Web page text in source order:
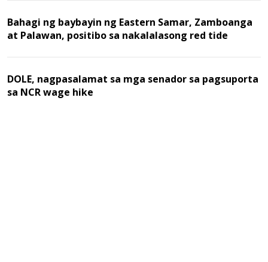
Bahagi ng baybayin ng Eastern Samar, Zamboanga
at Palawan, positibo sa nakalalasong red tide
DOLE, nagpasalamat sa mga senador sa pagsuporta
sa NCR wage hike